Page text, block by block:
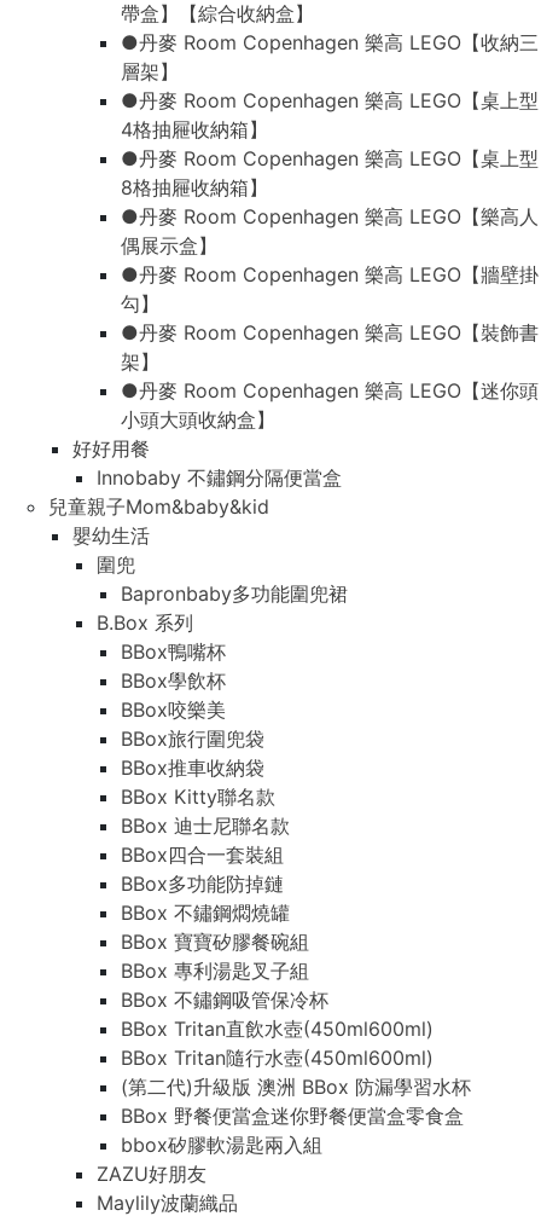
帶盒】【綜合收納盒】
●丹麥 Room Copenhagen 樂高 LEGO【收納三
層架】
●丹麥 Room Copenhagen 樂高 LEGO【桌上型
4格抽屜收納箱】
●丹麥 Room Copenhagen 樂高 LEGO【桌上型
8格抽屜收納箱】
●丹麥 Room Copenhagen 樂高 LEGO【樂高人
偶展示盒】
●丹麥 Room Copenhagen 樂高 LEGO【牆壁掛
勾】
●丹麥 Room Copenhagen 樂高 LEGO【裝飾書
架】
●丹麥 Room Copenhagen 樂高 LEGO【迷你頭
小頭大頭收納盒】
好好用餐
Innobaby 不鏽鋼分隔便當盒
兒童親子Mom&baby&kid
嬰幼生活
圍兜
Bapronbaby多功能圍兜裙
B.Box 系列
BBox鴨嘴杯
BBox學飲杯
BBox咬樂美
BBox旅行圍兜袋
BBox推車收納袋
BBox Kitty聯名款
BBox 迪士尼聯名款
BBox四合一套裝組
BBox多功能防掉鏈
BBox 不鏽鋼燜燒罐
BBox 寶寶矽膠餐碗組
BBox 專利湯匙叉子組
BBox 不鏽鋼吸管保冷杯
BBox Tritan直飲水壺(450ml600ml)
BBox Tritan隨行水壺(450ml600ml)
(第二代)升級版 澳洲 BBox 防漏學習水杯
BBox 野餐便當盒迷你野餐便當盒零食盒
bbox矽膠軟湯匙兩入組
ZAZU好朋友
Maylily波蘭織品